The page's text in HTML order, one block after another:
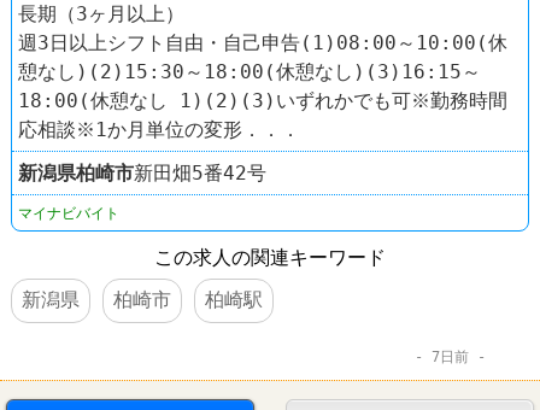
長期（3ヶ月以上）
週3日以上シフト自由・自己申告(1)08:00～10:00(休
憩なし)(2)15:30～18:00(休憩なし)(3)16:15～
18:00(休憩なし 1)(2)(3)いずれかでも可※勤務時間
応相談※1か月単位の変形．．．
新潟県柏崎市新田畑5番42号
マイナビバイト
この求人の関連キーワード
新潟県
柏崎市 柏崎駅
7日前